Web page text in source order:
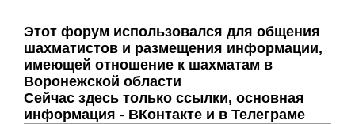
Этот форум использовался для общения
шахматистов и размещения информации,
имеющей отношение к шахматам в
Воронежской области
Сейчас здесь только ссылки, основная
информация - ВКонтакте и в Телеграме